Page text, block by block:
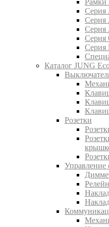
Рамки
Серия
Серия
Серия
Серия
Серия
Каталог JUNG
Розетки
Управление